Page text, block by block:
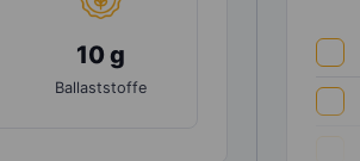
10 g
Ballaststoffe